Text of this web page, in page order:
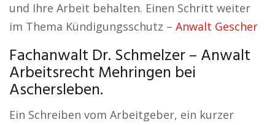
und Ihre Arbeit behalten. Einen Schritt weiter
im Thema Kündigungsschutz – Anwalt Gescher
Fachanwalt Dr. Schmelzer – Anwalt
Arbeitsrecht Mehringen bei
Aschersleben.
Ein Schreiben vom Arbeitgeber, ein kurzer